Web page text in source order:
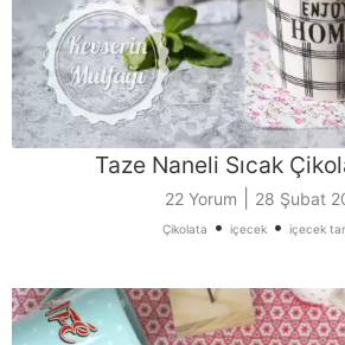
Taze Naneli Sıcak
22 Yorum 28 Şubat
Çikolata • içecek• içecek